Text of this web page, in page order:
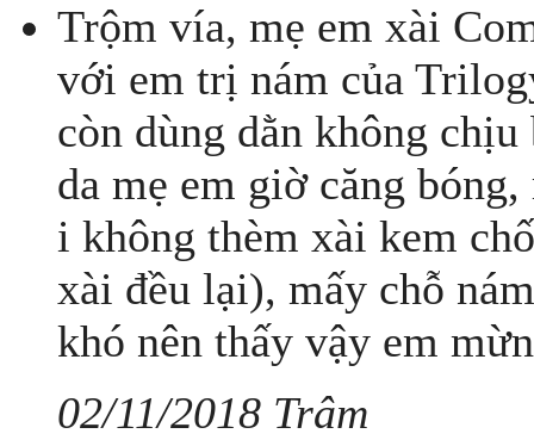
Trộm vía, mẹ em xài
với em trị nám của
còn dùng dằn không
da mẹ em giờ căng
i không thèm xài kem
xài đều lại), mấy chỗ
khó nên thấy vậy em
02/11/2018 Trâm